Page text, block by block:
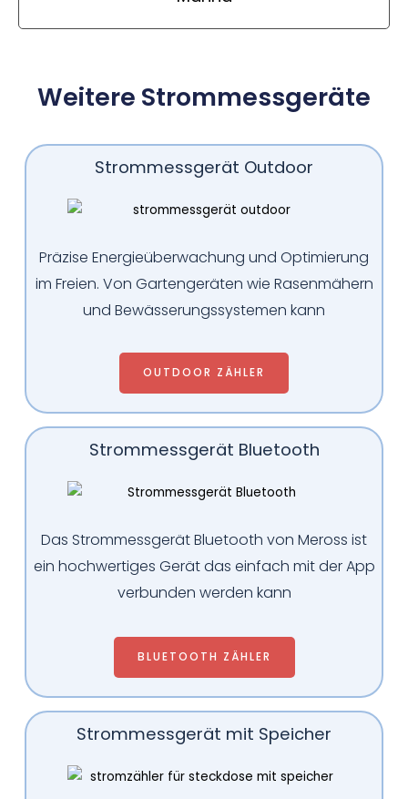
Weitere Strommessgeräte
Strommessgerät Outdoor
Präzise Energieüberwachung und Optimierung
im Freien. Von Gartengeräten wie Rasenmähern
und Bewässerungssystemen kann
OUTDOOR ZÄHLER
Strommessgerät Bluetooth
Das Strommessgerät Bluetooth von Meross ist
ein hochwertiges Gerät das einfach mit der App
verbunden werden kann
BLUETOOTH ZÄHLER
Strommessgerät mit Speicher